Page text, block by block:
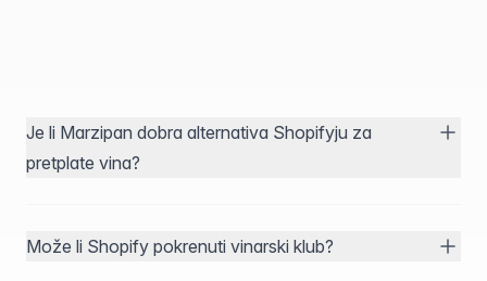
Je li Marzipan dobra alternativa Shopifyju za
pretplate vina?
Može li Shopify pokrenuti vinarski klub?